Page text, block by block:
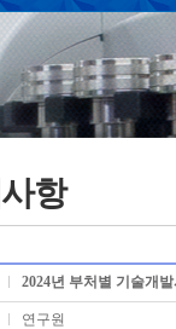
항
2024년 부처별 기술개
연구원